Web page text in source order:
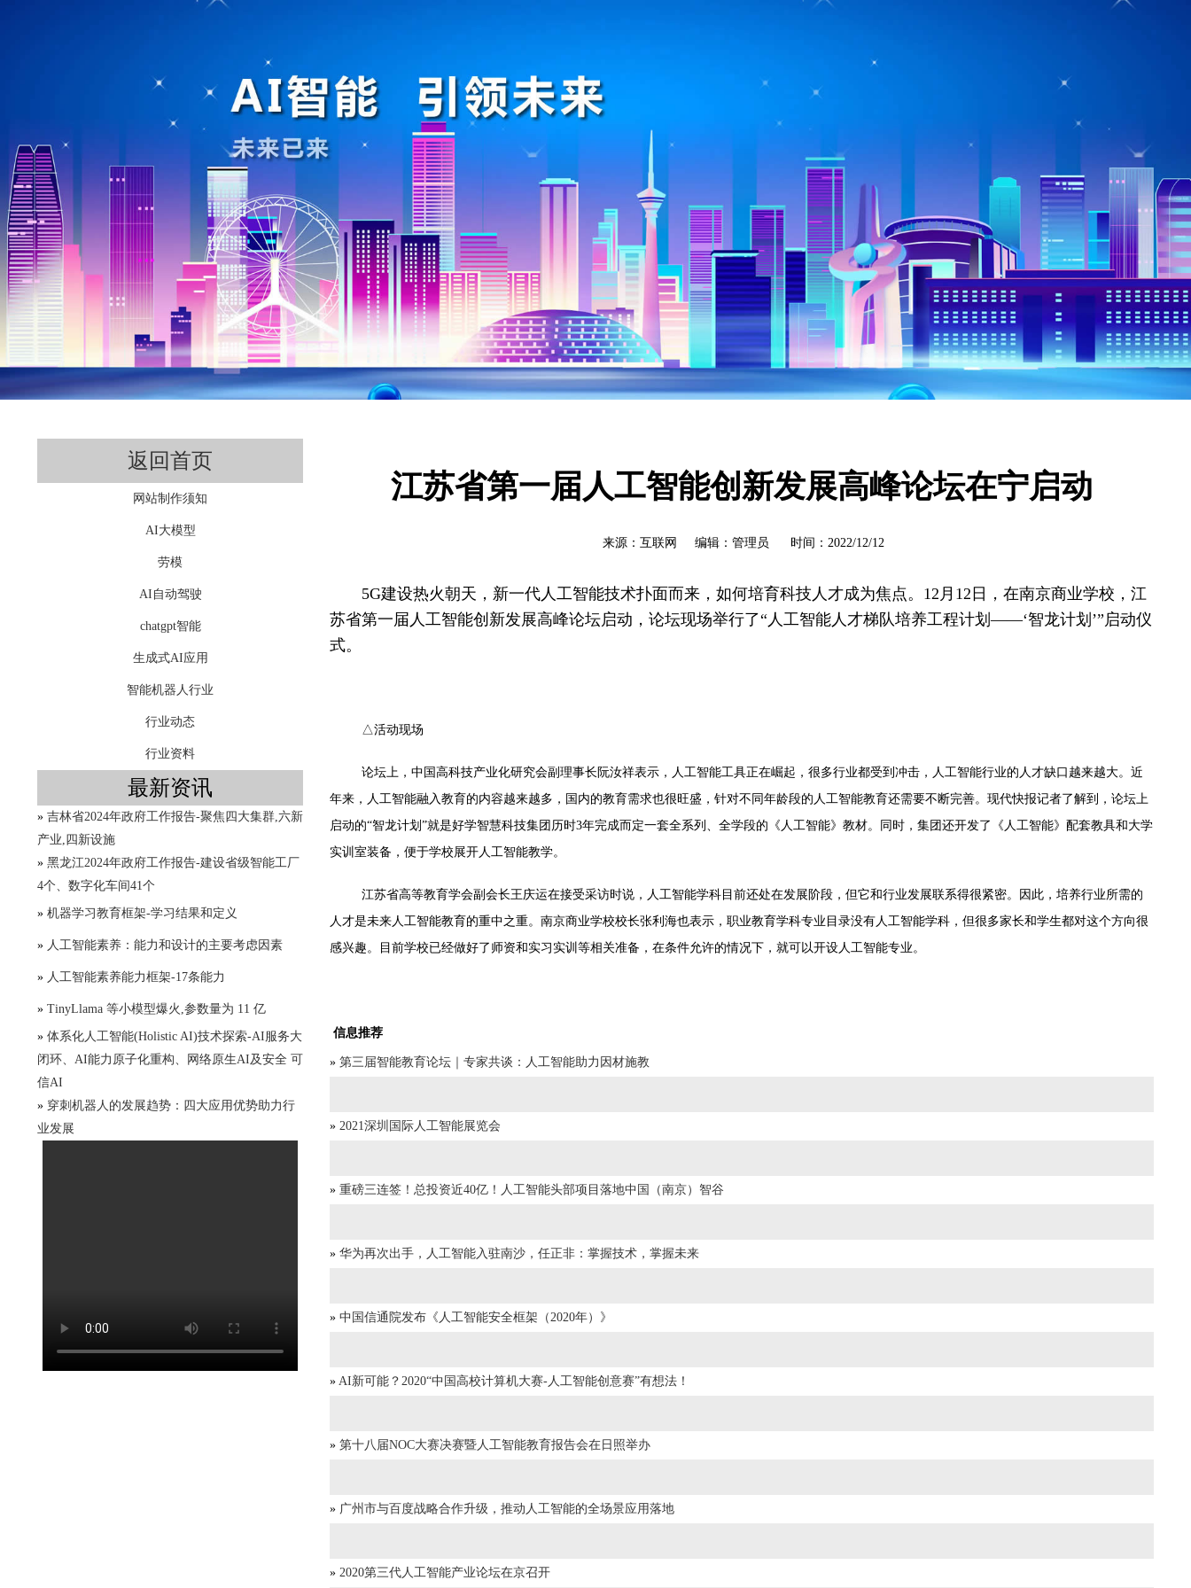
江苏省第一届人工智能创新发展高峰论坛在宁启动
来源：互联网 编辑：管理员 时间：2022/12/12
5G建设热火朝天，新一代人工智能技术扑面而来，如何培育科技人才成为焦点。12月12日，在南京商业学校，江
苏省第一届人工智能创新发展高峰论坛启动，论坛现场举行了“人工智能人才梯队培养工程计划——‘智龙计划’”启动仪
式。
△活动现场
论坛上，中国高科技产业化研究会副理事长阮汝祥表示，人工智能工具正在崛起，很多行业都受到冲击，人工智能行业的人才缺口越来越大。近
年来，人工智能融入教育的内容越来越多，国内的教育需求也很旺盛，针对不同年龄段的人工智能教育还需要不断完善。现代快报记者了解到，论坛上
启动的“智龙计划”就是好学智慧科技集团历时3年完成而定一套全系列、全学段的《人工智能》教材。同时，集团还开发了《人工智能》配套教具和大学
实训室装备，便于学校展开人工智能教学。
江苏省高等教育学会副会长王庆运在接受采访时说，人工智能学科目前还处在发展阶段，但它和行业发展联系得很紧密。因此，培养行业所需的
人才是未来人工智能教育的重中之重。南京商业学校校长张利海也表示，职业教育学科专业目录没有人工智能学科，但很多家长和学生都对这个方向很
感兴趣。目前学校已经做好了师资和实习实训等相关准备，在条件允许的情况下，就可以开设人工智能专业。
信息推荐
» 第三届智能教育论坛｜专家共谈：人工智能助力因材施教
» 2021深圳国际人工智能展览会
» 重磅三连签！总投资近40亿！人工智能头部项目落地中国（南京）智谷
» 华为再次出手，人工智能入驻南沙，任正非：掌握技术，掌握未来
» 中国信通院发布《人工智能安全框架（2020年）》
» AI新可能？2020“中国高校计算机大赛-人工智能创意赛”有想法！
» 第十八届NOC大赛决赛暨人工智能教育报告会在日照举办
» 广州市与百度战略合作升级，推动人工智能的全场景应用落地
» 2020第三代人工智能产业论坛在京召开
返回首页
网站制作须知
AI大模型
劳模
AI自动驾驶
chatgpt智能
生成式AI应用
智能机器人行业
行业动态
行业资料
最新资讯
» 吉林省2024年政府工作报告-聚焦四大集群,六新
产业,四新设施
» 黑龙江2024年政府工作报告-建设省级智能工厂
4个、数字化车间41个
» 机器学习教育框架-学习结果和定义
» 人工智能素养：能力和设计的主要考虑因素
» 人工智能素养能力框架-17条能力
» TinyLlama 等小模型爆火,参数量为 11 亿
» 体系化人工智能(Holistic AI)技术探索-AI服务大
闭环、AI能力原子化重构、网络原生AI及安全 可
信AI
» 穿刺机器人的发展趋势：四大应用优势助力行
业发展